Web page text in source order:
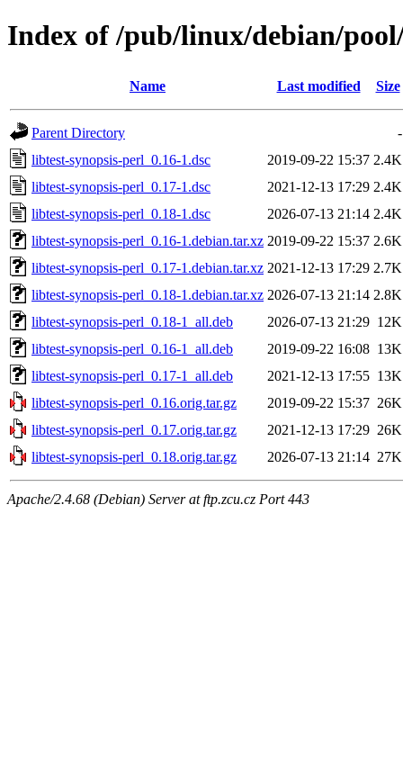
Index of /pub/linux/debian/
Name Last modified Size
Parent Directory
-
libtest-synopsis-perl_0.16-1.dsc
2019-09-22 15:37 2.4K
libtest-synopsis-perl_0.17-1.dsc
2021-12-13 17:29 2.4K
libtest-synopsis-perl_0.18-1.dsc
2026-07-13 21:14 2.4K
libtest-synopsis-perl_0.16-1.debian.tar.xz 2019-09-22 15:37 2.6K
libtest-synopsis-perl_0.17-1.debian.tar.xz 2021-12-13 17:29 2.7K
libtest-synopsis-perl_0.18-1.debian.tar.xz 2026-07-13 21:14 2.8K
libtest-synopsis-perl_0.18-1_all.deb
2026-07-13 21:29 12K
libtest-synopsis-perl_0.16-1_all.deb
2019-09-22 16:08 13K
libtest-synopsis-perl_0.17-1_all.deb
2021-12-13 17:55 13K
libtest-synopsis-perl_0.16.orig.tar.gz
2019-09-22 15:37 26K
libtest-synopsis-perl_0.17.orig.tar.gz
2021-12-13 17:29 26K
libtest-synopsis-perl_0.18.orig.tar.gz
2026-07-13 21:14 27K
Apache/2.4.68 (Debian) Server at ftp.zcu.cz Port 443